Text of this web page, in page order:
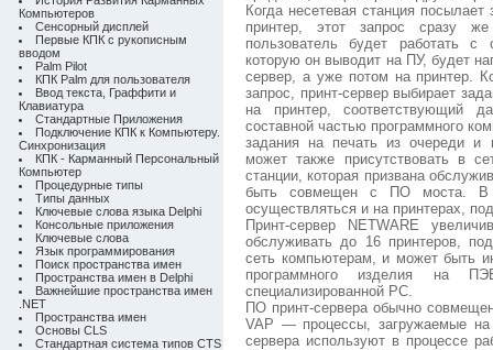
Компьютеров
Сенсорный дисплей
Первые КПК с рукописным
вводом
Palm Pilot
КПК Palm для пользователя
Ввод текста, Граффити и
Клавиатура
Стандартные Приложения
Подключение КПК к Компьютеру.
Синхронизация
КПК - Карманный Персональный
Компьютер
Процедурные типы
Типы данных
Ключевые слова языка Delphi
Консольные приложения
Ключевые слова
Язык программирования
Поиск пространства имен
Пространства имен в Delphi
Важнейшие пространства имен
.NET
Пространства имен
Основы CLS
Стандартная система типов CTS
Когда несетевая станция
принтер, этот запрос сразу
пользователь будет работать
которую он выводит на ПУ, будет
сервер, а уже потом на принтер.
запрос, принт-сервер выбирает
на принтер, соответствующий
составной частью программного
задания на печать из очереди и
может также присутствовать в
станции, которая призвана
быть совмещен с ПО моста. В
осуществляться и на принтерах,
Принт-сервер NETWARE
обслуживать до 16 принтеров,
сеть компьютерам, и может быть
программного изделия на
специализированной РС.
ПО принт-сервера обычно
VAP — процессы, загружаемые
сервера используют в процессе